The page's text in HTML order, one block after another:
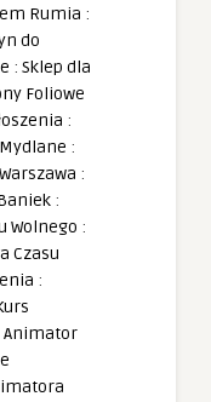
Rumia :
do
: Sklep dla
Foliowe
:
:
:
:
Wolnego :
Czasu
:
Animator